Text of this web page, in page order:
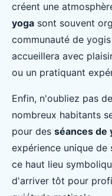
créent une
yoga sont souvent
communauté de
accueillera avec
ou un pratiquant
Enfin, n'oubliez pas
nombreux habitants
pour des séances de
expérience unique
ce haut lieu
d'arriver tôt pour